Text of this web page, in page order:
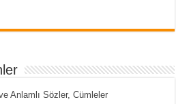
Anlamlı Sözler, Cümleler